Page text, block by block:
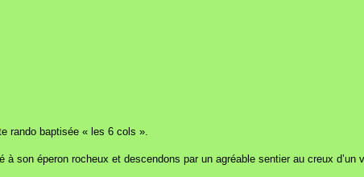
rando baptisée « les 6 cols ».
son éperon rocheux et descendons par un agréable sentier au creux d’un